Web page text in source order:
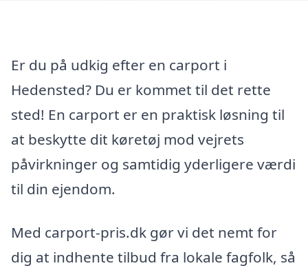
Er du på udkig efter en carport i
Hedensted? Du er kommet til det rette
sted! En carport er en praktisk løsning til
at beskytte dit køretøj mod vejrets
påvirkninger og samtidig yderligere værdi
til din ejendom.
Med carport-pris.dk gør vi det nemt for
dig at indhente tilbud fra lokale fagfolk, så